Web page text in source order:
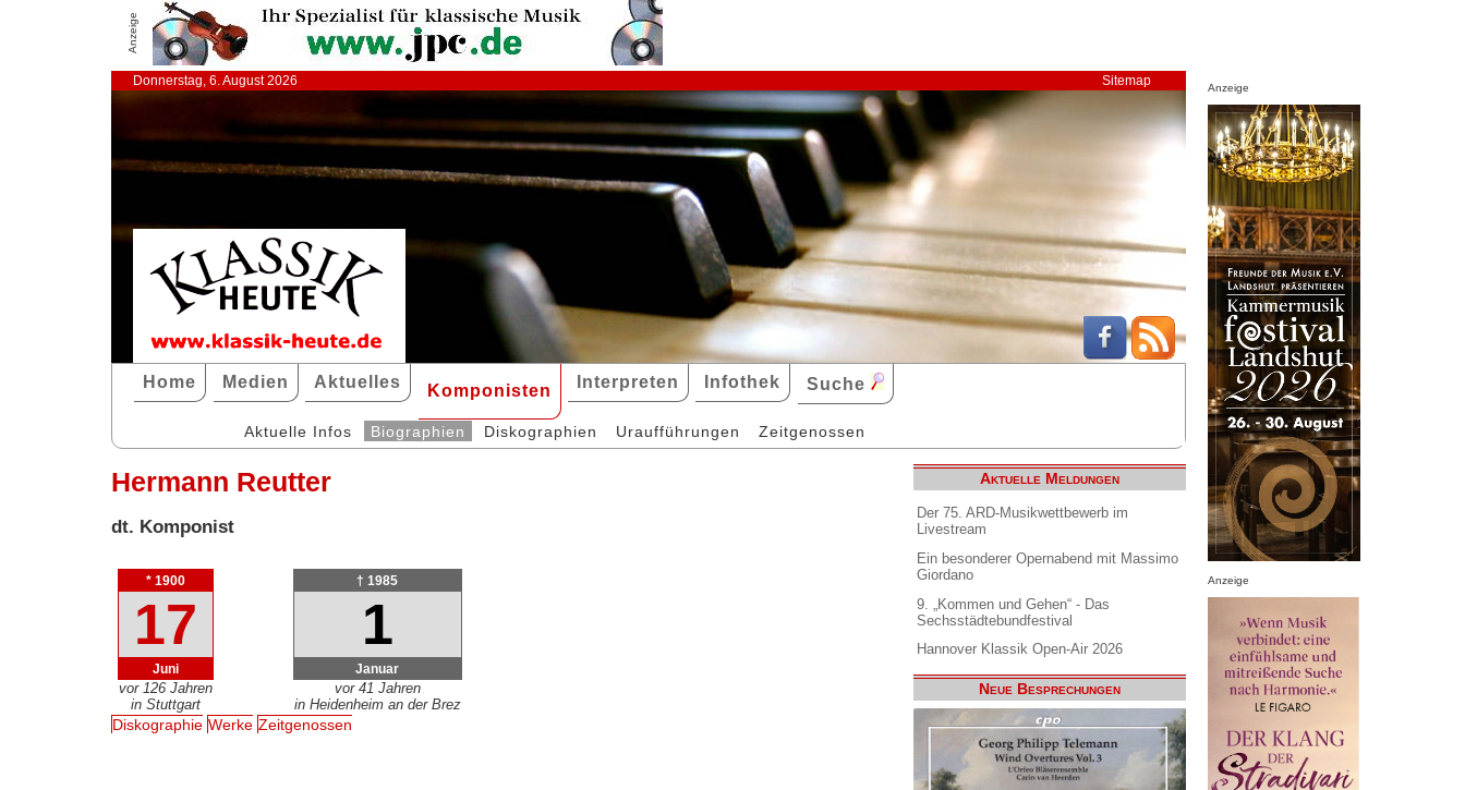
Anzeige
Donnerstag, 6. August 2026 Sitemap
Home Medien Aktuelles Komponisten Interpreten Infothek Suche
Aktuelle Infos Biographien Diskographien Uraufführungen Zeitgenossen
Hermann Reutter
dt. Komponist
* 1900
17
Juni
vor 126 Jahren
in Stuttgart
† 1985
1
Januar
vor 41 Jahren
in Heidenheim an der Brez
Diskographie Werke Zeitgenossen
Aktuelle Meldungen
Der 75. ARD-Musikwettbewerb im
Livestream
Ein besonderer Opernabend mit Massimo
Giordano
9. „Kommen und Gehen“ - Das
Sechsstädtebundfestival
Hannover Klassik Open-Air 2026
Neue Besprechungen
Anzeige
Anzeige